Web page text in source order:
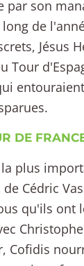
par son
de
Jésus
Tour
DE
plus
Cédric
qu'ils ont
Cofidis